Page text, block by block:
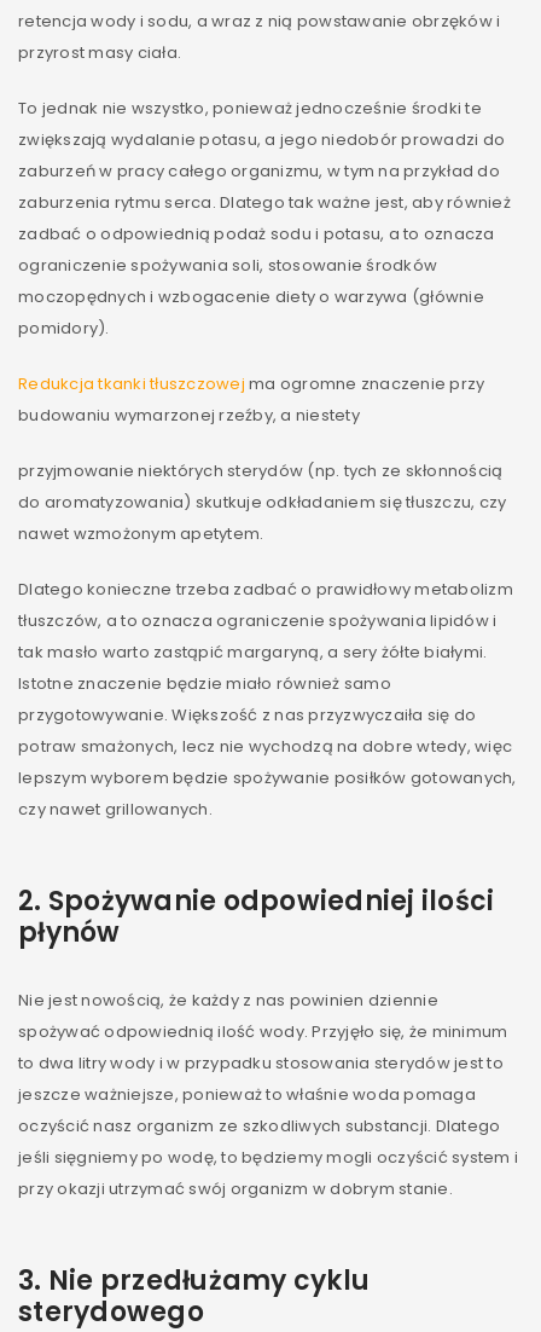
retencja wody i sodu, a wraz z nią powstawanie obrzęków i
przyrost masy ciała.
To jednak nie wszystko, ponieważ jednocześnie środki te
zwiększają wydalanie potasu, a jego niedobór prowadzi do
zaburzeń w pracy całego organizmu, w tym na przykład do
zaburzenia rytmu serca. Dlatego tak ważne jest, aby również
zadbać o odpowiednią podaż sodu i potasu, a to oznacza
ograniczenie spożywania soli, stosowanie środków
moczopędnych i wzbogacenie diety o warzywa (głównie
pomidory).
Redukcja tkanki tłuszczowej ma ogromne znaczenie przy
budowaniu wymarzonej rzeźby, a niestety
przyjmowanie niektórych sterydów (np. tych ze skłonnością
do aromatyzowania) skutkuje odkładaniem się tłuszczu, czy
nawet wzmożonym apetytem.
Dlatego konieczne trzeba zadbać o prawidłowy metabolizm
tłuszczów, a to oznacza ograniczenie spożywania lipidów i
tak masło warto zastąpić margaryną, a sery żółte białymi.
Istotne znaczenie będzie miało również samo
przygotowywanie. Większość z nas przyzwyczaiła się do
potraw smażonych, lecz nie wychodzą na dobre wtedy, więc
lepszym wyborem będzie spożywanie posiłków gotowanych,
czy nawet grillowanych.
2. Spożywanie odpowiedniej ilości
płynów
Nie jest nowością, że każdy z nas powinien dziennie
spożywać odpowiednią ilość wody. Przyjęło się, że minimum
to dwa litry wody i w przypadku stosowania sterydów jest to
jeszcze ważniejsze, ponieważ to właśnie woda pomaga
oczyścić nasz organizm ze szkodliwych substancji. Dlatego
jeśli sięgniemy po wodę, to będziemy mogli oczyścić system i
przy okazji utrzymać swój organizm w dobrym stanie.
3. Nie przedłużamy cyklu
sterydowego